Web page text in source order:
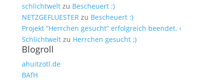
schlichtweltzu Bescheuert :)
NETZGEFLUESTERzu Bescheuert :)
Projekt “Herrchen gesucht” erfolgreich beendet. ‹
Schlichtweltzu Herrchen gesucht ;)
Blogroll
ahuitzotl.de
BAfH